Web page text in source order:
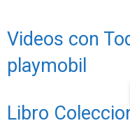
Videos con
playmobil
Libro